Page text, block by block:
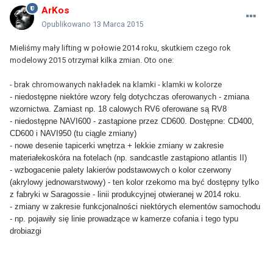
ArKos
Opublikowano 13 Marca 2015
Mieliśmy mały lifting w połowie 2014 roku, skutkiem czego rok
modelowy 2015 otrzymał kilka zmian. Oto one:
- brak chromowanych nakładek na klamki - klamki w kolorze
- niedostępne niektóre wzory felg dotychczas oferowanych - zmiana
wzornictwa. Zamiast np. 18 calowych RV6 oferowane są RV8
- niedostępne NAVI600 - zastąpione przez CD600. Dostępne: CD400,
CD600 i NAVI950 (tu ciągle zmiany)
- nowe desenie tapicerki wnętrza + lekkie zmiany w zakresie
materiałekoskóra na fotelach (np. sandcastle zastąpiono atlantis II)
- wzbogacenie palety lakierów podstawowych o kolor czerwony
(akrylowy jednowarstwowy) - ten kolor rzekomo ma być dostępny tylko
z fabryki w Saragossie - linii produkcyjnej otwieranej w 2014 roku.
- zmiany w zakresie funkcjonalności niektórych elementów samochodu
- np. pojawiły się linie prowadzące w kamerze cofania i tego typu
drobiazgi